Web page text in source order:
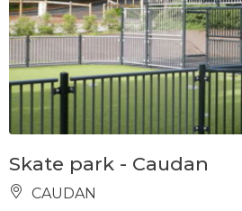
Skate park - Caudan
CAUDAN